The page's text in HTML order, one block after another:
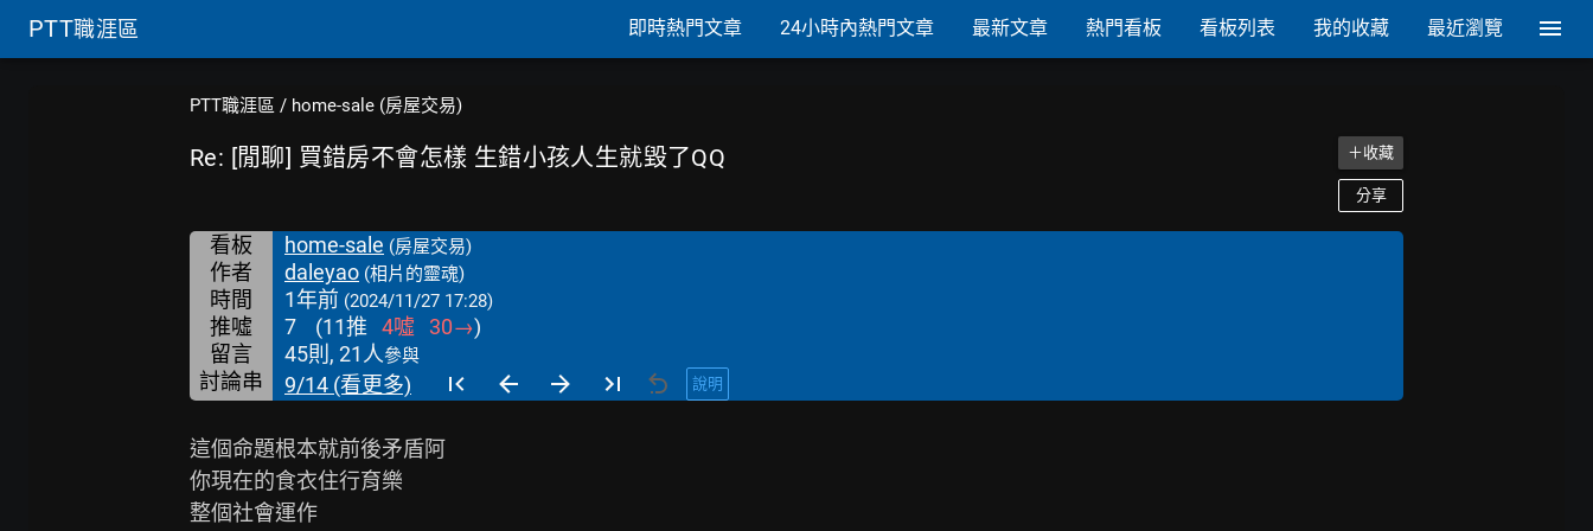
PTT職涯區 即時熱門文章 24小時內熱門文章 最新文章 熱門看板 看板列表 我的收藏 最近瀏覽
PTT職涯區 / home-sale (房屋交易)
Re: [閒聊] 買錯房不會怎樣 生錯小孩人生就毀了QQ ＋收藏
分享
看板 home-sale (房屋交易)
作者 daleyao (相片的靈魂)
時間 1年前 (2024/11/27 17:28)
推噓 7 (11推 4噓 30→)
留言
45則, 21人參與
討論串 9/14 (看更多) 說明
這個命題根本就前後矛盾阿
你現在的食衣住行育樂
整個社會運作